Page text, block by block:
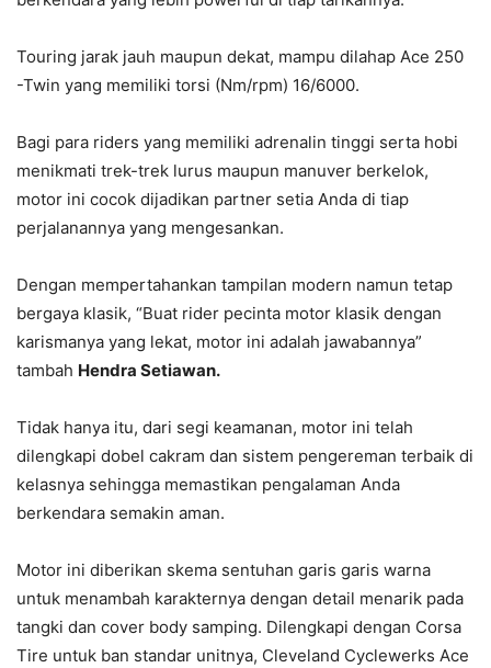
Touring jarak jauh maupun dekat, mampu dilahap Ace 250
-Twin yang memiliki torsi (Nm/rpm) 16/6000.
Bagi para riders yang memiliki adrenalin tinggi serta hobi
menikmati trek-trek lurus maupun manuver berkelok,
motor ini cocok dijadikan partner setia Anda di tiap
perjalanannya yang mengesankan.
Dengan mempertahankan tampilan modern namun tetap
bergaya klasik, “Buat rider pecinta motor klasik dengan
karismanya yang lekat, motor ini adalah jawabannya”
tambah Hendra Setiawan.
Tidak hanya itu, dari segi keamanan, motor ini telah
dilengkapi dobel cakram dan sistem pengereman terbaik di
kelasnya sehingga memastikan pengalaman Anda
berkendara semakin aman.
Motor ini diberikan skema sentuhan garis garis warna
untuk menambah karakternya dengan detail menarik pada
tangki dan cover body samping. Dilengkapi dengan Corsa
Tire untuk ban standar unitnya, Cleveland Cyclewerks Ace